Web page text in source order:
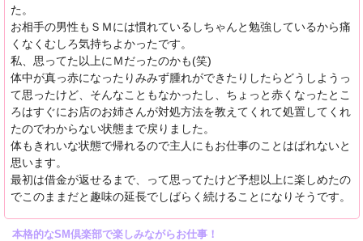
た。
お相手の男性もＳＭには慣れているしちゃんと勉強しているから痛
くなくむしろ気持ちよかったです。
私、思ってた以上にＭだったのかも(笑)
体中が真っ赤になったりみみず腫れができたりしたらどうしようっ
て思ったけど、そんなこともなかったし、ちょっと赤くなったとこ
ろはすぐにお店のお姉さんが対処方法を教えてくれて処置してくれ
たのでわからない状態まで戻りました。
体もきれいな状態で帰れるので主人にもお仕事のことはばれないと
思います。
最初は借金が返せるまで、って思ってたけど予想以上に楽しめたの
でこのままだと趣味の延長でしばらく続けることになりそうです。
本格的なSM倶楽部で楽しみながらお仕事！